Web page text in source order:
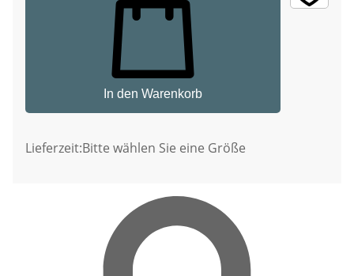
In den Warenkorb
Lieferzeit:Bitte wählen Sie eine Größe